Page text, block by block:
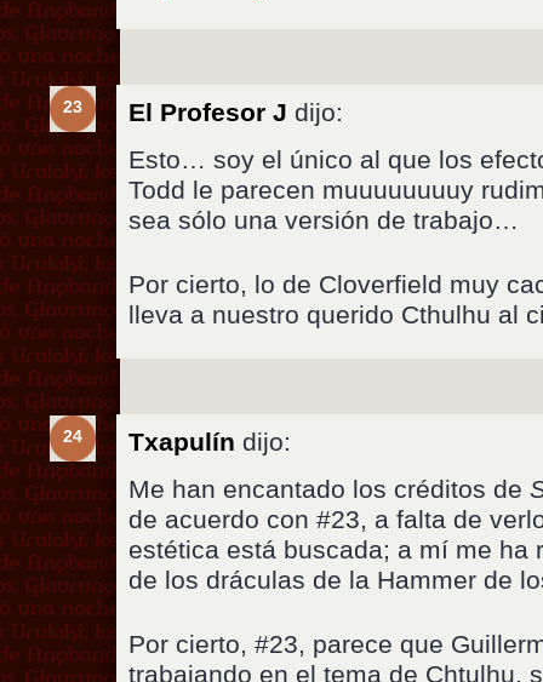
23 El Profesor J dijo:
Esto… soy el único al que los
Todd le parecen muuuuuuuuy
sea sólo una versión de trabajo…
Por cierto, lo de Cloverfield muy
lleva a nuestro querido Cthulhu al
24 Txapulín dijo:
Me han encantado los créditos de
de acuerdo con #23, a falta de
estética está buscada; a mí me ha
de los dráculas de la Hammer de
Por cierto, #23, parece que
trabajando en el tema de Chtulhu,